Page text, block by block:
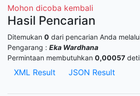
Mohon dicoba kembali
Hasil Pencarian
Ditemukan 0 dari pencarian Anda
Pengarang : Eka Wardhana
Permintaan membutuhkan 0,00057
XML Result JSON Result